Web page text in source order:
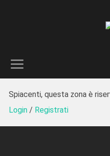
Spiacenti, questa zona è
Login/ Registrati